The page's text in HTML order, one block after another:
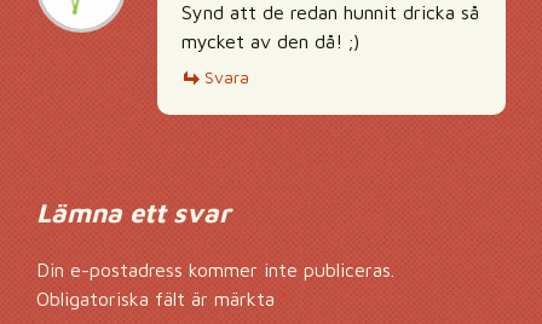
Synd att de redan hunnit dricka så
mycket av den då! ;)
Svara
Lämna ett svar
Din e-postadress kommer inte publiceras.
Obligatoriska fält är märkta*